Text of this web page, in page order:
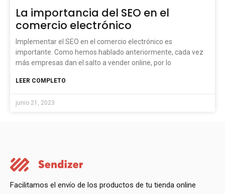
La importancia del SEO en el
comercio electrónico
Implementar el SEO en el comercio electrónico es
importante. Como hemos hablado anteriormente, cada vez
más empresas dan el salto a vender online, por lo
LEER COMPLETO
junio 21, 2023
Facilitamos el envío de los productos de tu tienda online